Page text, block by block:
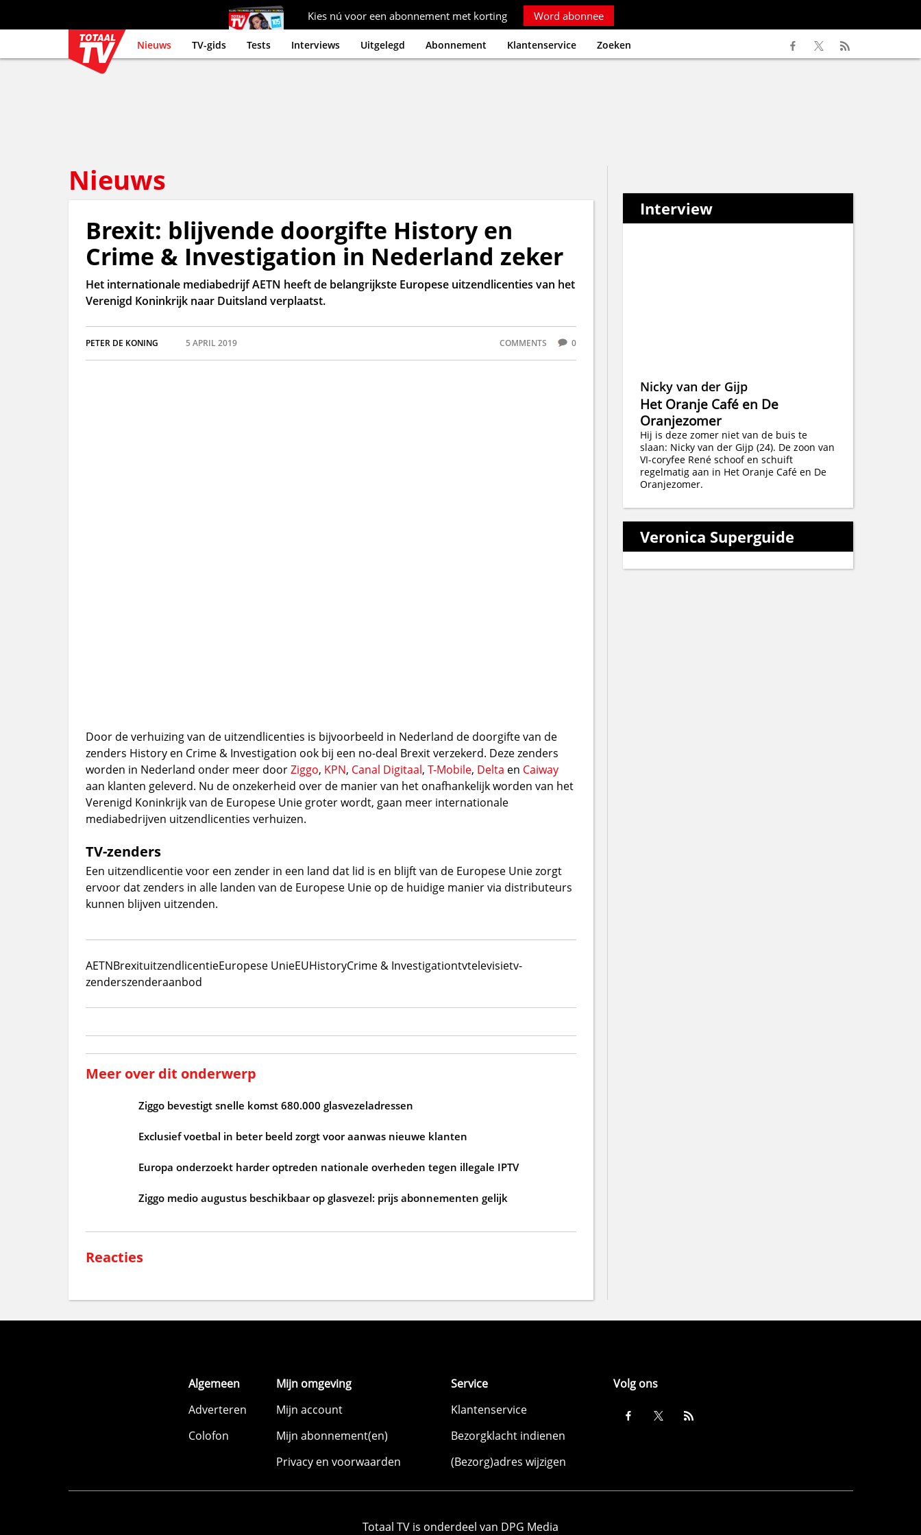
Kies nú voor een abonnement met korting Word abonnee
Nieuws TV-gids Tests Interviews Uitgelegd Abonnement Klantenservice Zoeken
Nieuws
Brexit: blijvende doorgifte History en
Crime & Investigation in Nederland zeker
Het internationale mediabedrijf AETN heeft de belangrijkste Europese uitzendlicenties van het
Verenigd Koninkrijk naar Duitsland verplaatst.
PETER DE KONING 5 APRIL 2019 COMMENTS 0
Door de verhuizing van de uitzendlicenties is bijvoorbeeld in Nederland de doorgifte van de
zenders History en Crime & Investigation ook bij een no-deal Brexit verzekerd. Deze zenders
worden in Nederland onder meer doorZiggo, KPN, Canal Digitaal, T-Mobile, Delta en Caiway
aan klanten geleverd. Nu de onzekerheid over de manier van het onafhankelijk worden van het
Verenigd Koninkrijk van de Europese Unie groter wordt, gaan meer internationale
mediabedrijven uitzendlicenties verhuizen.
TV-zenders
Een uitzendlicentie voor een zender in een land dat lid is en blijft van de Europese Unie zorgt
ervoor dat zenders in alle landen van de Europese Unie op de huidige manier via distributeurs
kunnen blijven uitzenden.
AETNBrexituitzendlicentieEuropese UnieEUHistoryCrime & Investigationtvtelevisietv-
zenderszenderaanbod
Meer over dit onderwerp
Ziggo bevestigt snelle komst 680.000 glasvezeladressen
Exclusief voetbal in beter beeld zorgt voor aanwas nieuwe klanten
Europa onderzoekt harder optreden nationale overheden tegen illegale IPTV
Ziggo medio augustus beschikbaar op glasvezel: prijs abonnementen gelijk
Reacties
Interview
Nicky van der Gijp
Het Oranje Café en De
Oranjezomer
Hij is deze zomer niet van de buis te
slaan: Nicky van der Gijp (24). De zoon van
VI-coryfee René schoof en schuift
regelmatig aan in Het Oranje Café en De
Oranjezomer.
Veronica Superguide
Algemeen
Adverteren
Colofon
Mijn omgeving
Mijn account
Mijn abonnement(en)
Privacy en voorwaarden
Service
Klantenservice
Bezorgklacht indienen
(Bezorg)adres wijzigen
Volg ons
Totaal TV is onderdeel van DPG Media